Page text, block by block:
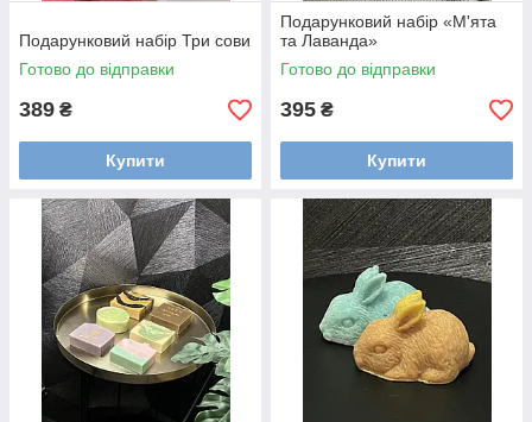
Подарунковий набір Три сови
Готово до відправки
389 ₴
Купити
Подарунковий набір «М'ята
та Лаванда»
Готово до відправки
395 ₴
Купити